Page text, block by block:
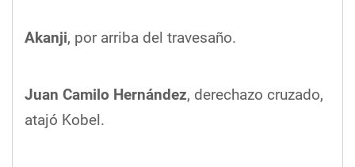
Akanji, por arriba del travesaño.
Juan Camilo Hernández, derechazo cruzado,
atajó Kobel.